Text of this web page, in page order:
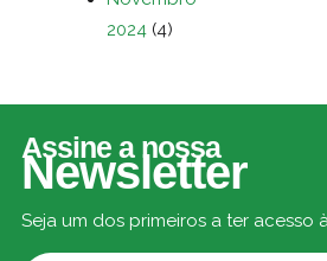
2024 (4)
Assine a nossa
Newsletter
Seja um dos primeiros a ter acesso